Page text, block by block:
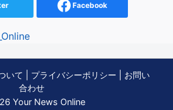
Facebook
いて プライバシーポリシー
お問い
合わせ
Your News Online